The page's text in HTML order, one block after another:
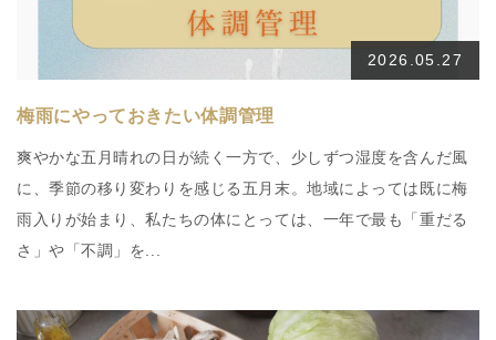
2026.05.27
梅雨にやっておきたい体調管理
爽やかな五月晴れの日が続く一方で、少しずつ湿度を含んだ風
に、季節の移り変わりを感じる五月末。地域によっては既に梅
雨入りが始まり、私たちの体にとっては、一年で最も「重だる
さ」や「不調」を...